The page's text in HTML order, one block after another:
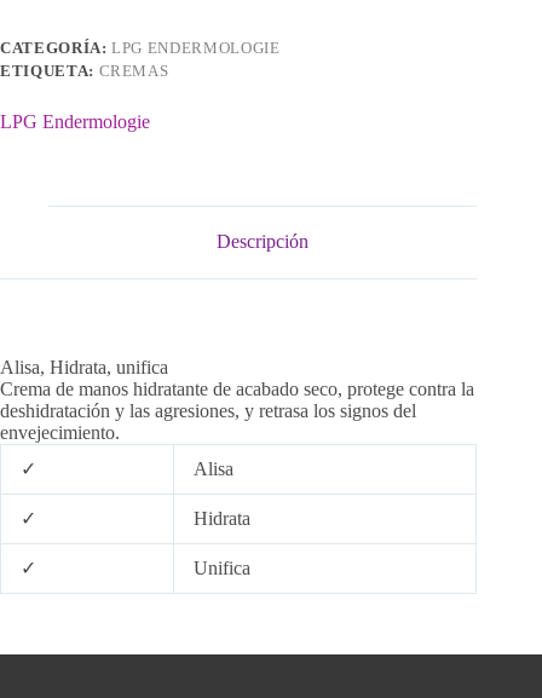
CATEGORÍA:LPG ENDERMOLOGIE
ETIQUETA: CREMAS
LPG Endermologie
Descripción
Alisa, Hidrata, unifica
Crema de manos hidratante de acabado seco, protege contra la
deshidratación y las agresiones, y retrasa los signos del
envejecimiento.
✓
Alisa
✓ Hidrata
✓ Unifica